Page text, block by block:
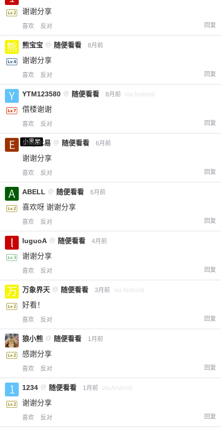
谢谢分享
喜欢 反对 回复
熊宝宝 @ 随便看看 8月前
谢谢分享
喜欢 反对 回复
YTM123580 @ 随便看看 8月前 via Android
借楼谢谢
喜欢 反对 回复
小黑屋
Emp木易 @ 随便看看 6月前
谢谢分享
喜欢 反对 回复
ABELL @ 随便看看 6月前
喜欢呀 谢谢分享
喜欢 反对 回复
luguoA @ 随便看看 4月前
谢谢分享
喜欢 反对 回复
万象界天 @ 随便看看 3月前 via Android
好看！
喜欢 反对 回复
狼小熊 @ 随便看看 1月前
感謝分享
喜欢 反对 回复
1234 @ 随便看看 1月前 via Android
谢谢分享
喜欢 反对 回复